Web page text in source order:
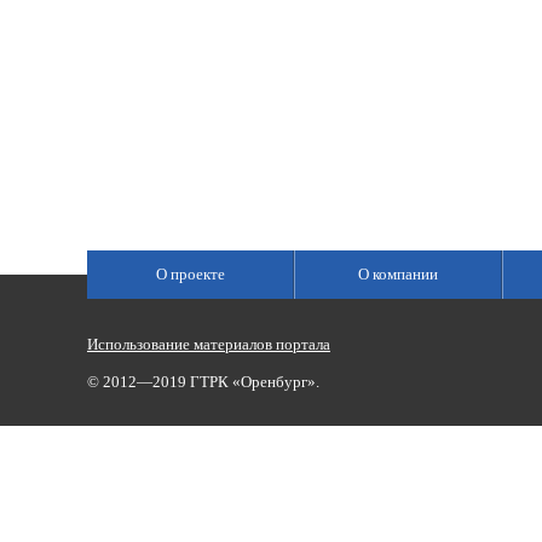
О проекте О компании
Использование материалов портала
© 2012—2019 ГТРК «Оренбург».
Сетевое издание «Государственный Интернет-Канал «Россия»